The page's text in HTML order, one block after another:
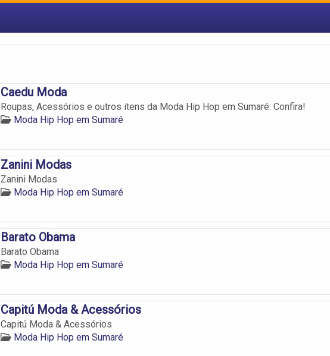
Caedu Moda
Roupas, Acessórios e outros itens da Moda Hip Hop em Sumaré. Confira!
Moda Hip Hop em Sumaré
Zanini Modas
Zanini Modas
Moda Hip Hop em Sumaré
Barato Obama
Barato Obama
Moda Hip Hop em Sumaré
Capitú Moda & Acessórios
Capitú Moda & Acessórios
Moda Hip Hop em Sumaré